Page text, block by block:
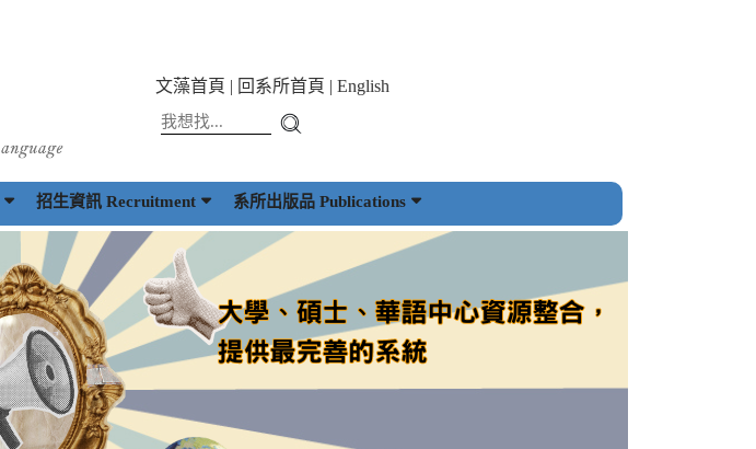
文藻首頁 回系所首頁 English
招生資訊 Recruitment 系所出版品 Publications